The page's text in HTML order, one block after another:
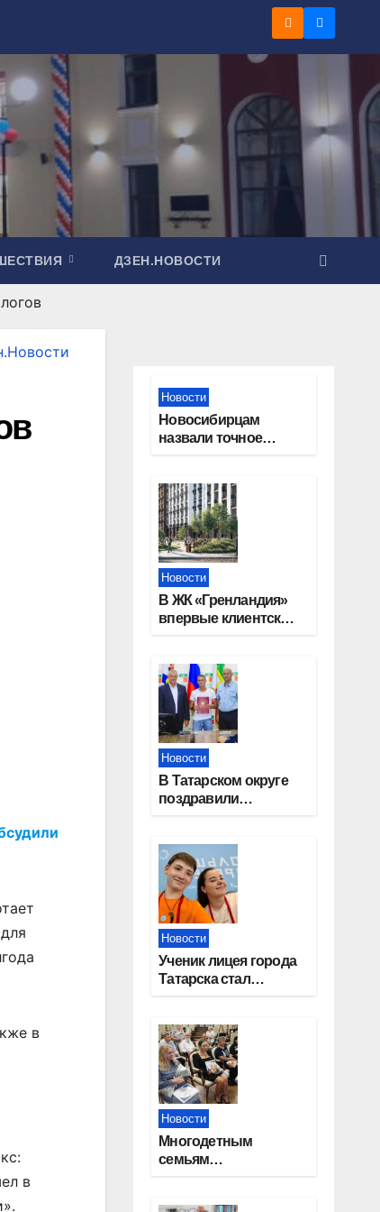
ДЗЕН.НОВОСТИ
в
в
Новости
Новосибирцам
назвали точное
праздники в 2027
году
Новости
В ЖК «Гренландия»
впервые клиентские
группы компаний
«СОЮЗ»
Новости
В Татарском округе
поздравили
отрасли
Новости
Ученик лицея города
Татарска стал
Новости
Многодетным
семьям